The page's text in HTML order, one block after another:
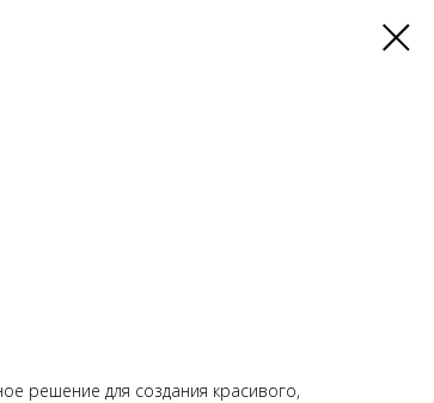
решение для создания красивого,